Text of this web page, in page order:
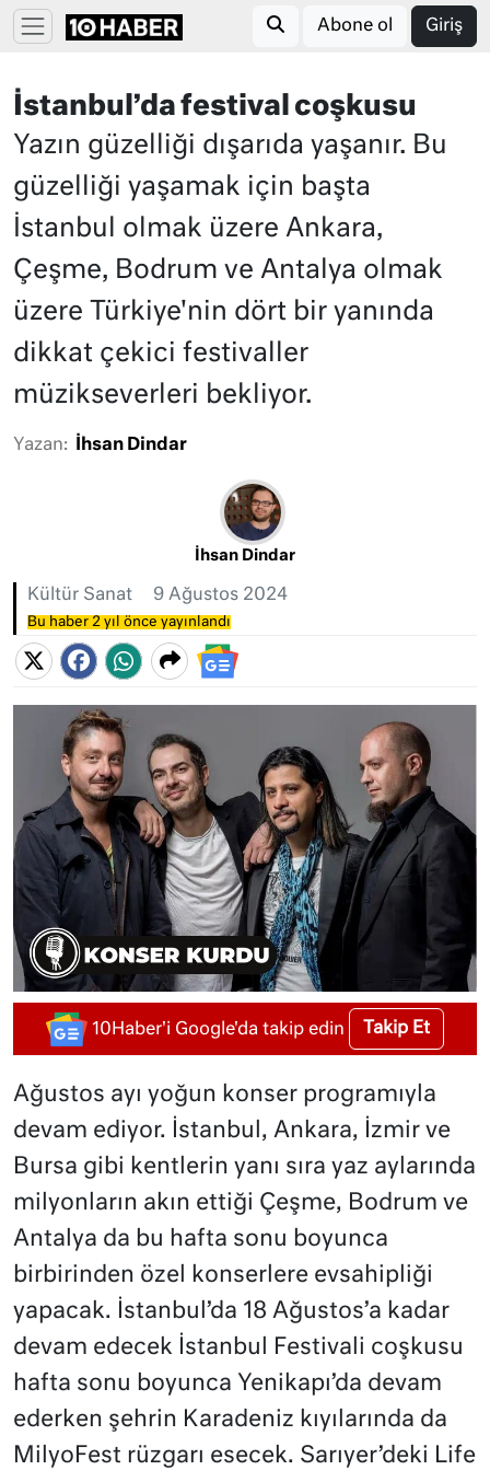
Abone ol Giriş
İstanbul’da festival coşkusu
Yazın güzelliği dışarıda yaşanır. Bu
güzelliği yaşamak için başta
İstanbul olmak üzere Ankara,
Çeşme, Bodrum ve Antalya olmak
üzere Türkiye'nin dört bir yanında
dikkat çekici festivaller
müzikseverleri bekliyor.
Yazan: İhsan Dindar
İhsan Dindar
Kültür Sanat 9 Ağustos 2024
Bu haber 2 yıl önce yayınlandı
10Haber'i Google'da takip edin Takip Et
Ağustos ayı yoğun konser programıyla
devam ediyor. İstanbul, Ankara, İzmir ve
Bursa gibi kentlerin yanı sıra yaz aylarında
milyonların akın ettiği Çeşme, Bodrum ve
Antalya da bu hafta sonu boyunca
birbirinden özel konserlere evsahipliği
yapacak. İstanbul’da 18 Ağustos’a kadar
devam edecek İstanbul Festivali coşkusu
hafta sonu boyunca Yenikapı’da devam
ederken şehrin Karadeniz kıyılarında da
MilyoFest rüzgarı esecek. Sarıyer’deki Life